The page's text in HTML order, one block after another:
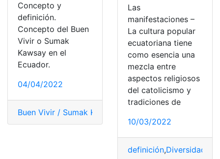
Concepto y
definición.
Concepto del Buen
Vivir o Sumak
Kawsay en el
Ecuador.
04/04/2022
Buen Vivir / Sumak Kawsay
Las
manifestaciones –
La cultura popular
ecuatoriana tiene
como esencia una
mezcla entre
aspectos religiosos
del catolicismo y
tradiciones de
10/03/2022
definición,Diversidad